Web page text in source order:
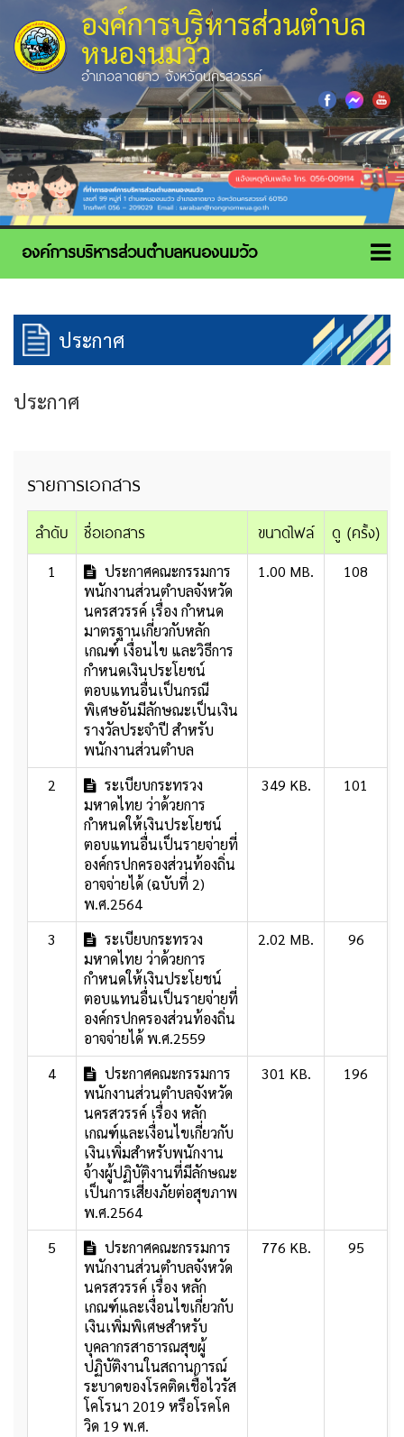
องค์การบริหารส่วนตำบล
หนองนมวัว
อำเภอลาดยาว จังหวัดนครสวรรค์
ประกาศ
ประกาศ
รายการเอกสาร
ลำดับ ชื่อเอกสาร ขนาดไฟล์ ดู (ครั้ง)
1
ประกาศคณะกรรมการ
พนักงานส่วนตำบลจังหวัด
นครสวรรค์ เรื่อง กำหนด
มาตรฐานเกี่ยวกับหลัก
เกณฑ์ เงื่อนไข และวิธีการ
กำหนดเงินประโยชน์
ตอบแทนอื่นเป็นกรณี
พิเศษอันมีลักษณะเป็นเงิน
รางวัลประจำปี สำหรับ
พนักงานส่วนตำบล
1.00 MB. 108
2
ระเบียบกระทรวง
มหาดไทย ว่าด้วยการ
กำหนดให้เงินประโยชน์
ตอบแทนอื่นเป็นรายจ่ายที่
องค์กรปกครองส่วนท้องถิ่น
อาจจ่ายได้ (ฉบับที่ 2)
พ.ศ.2564
349 KB. 101
3
ระเบียบกระทรวง
มหาดไทย ว่าด้วยการ
กำหนดให้เงินประโยชน์
ตอบแทนอื่นเป็นรายจ่ายที่
องค์กรปกครองส่วนท้องถิ่น
อาจจ่ายได้ พ.ศ.2559
2.02 MB. 96
4
ประกาศคณะกรรมการ
พนักงานส่วนตำบลจังหวัด
นครสวรรค์ เรื่อง หลัก
เกณฑ์และเงื่อนไขเกี่ยวกับ
เงินเพิ่มสำหรับพนักงาน
จ้างผู้ปฏิบัติงานที่มีลักษณะ
เป็นการเสี่ยงภัยต่อสุขภาพ
พ.ศ.2564
301 KB. 196
5
ประกาศคณะกรรมการ
พนักงานส่วนตำบลจังหวัด
นครสวรรค์ เรื่อง หลัก
เกณฑ์และเงื่อนไขเกี่ยวกับ
เงินเพิ่มพิเศษสำหรับ
บุคลากรสาธารณสุขผู้
ปฏิบัติงานในสถานการณ์
ระบาดของโรคติดเชื้อไวรัส
โคโรนา 2019 หรือโรคโค
วิด 19 พ.ศ.
776 KB. 95